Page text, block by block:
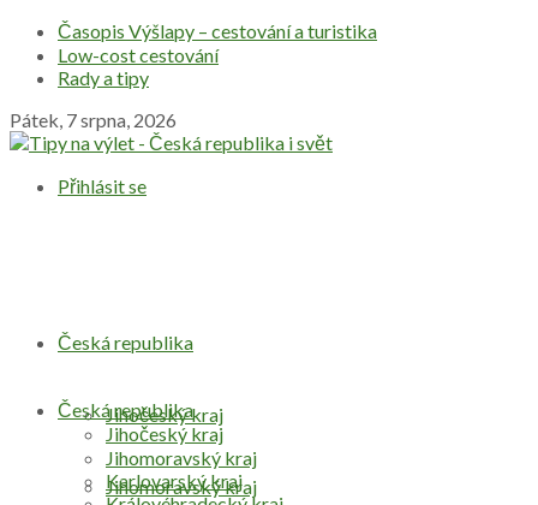
Časopis Výšlapy – cestování a turistika
Low-cost cestování
Rady a tipy
Pátek, 7 srpna, 2026
Přihlásit se
Česká republika
Jihočeský kraj
Jihomoravský kraj
Česká republika
Jihočeský kraj
Jihomoravský kraj
Karlovarský kraj